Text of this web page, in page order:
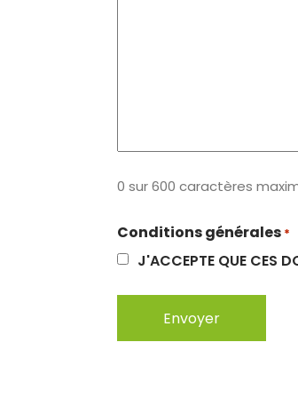
0 sur 600 caractères
Conditions générales *
J'ACCEPTE QUE CES